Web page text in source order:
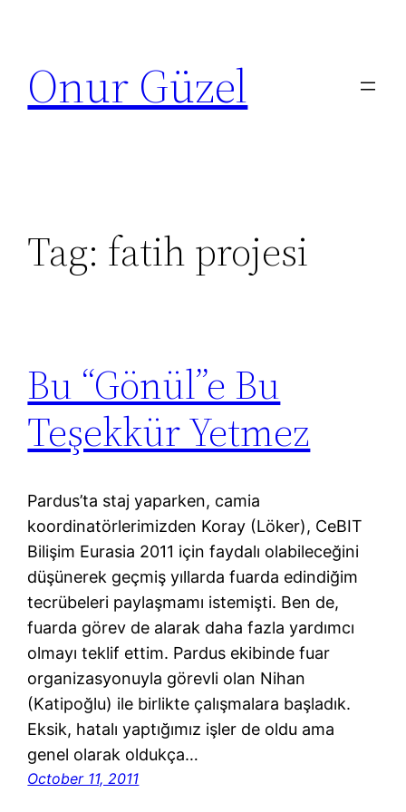
content
Onur Güzel
Tag: fatih projesi
Bu “Gönül”e Bu
Teşekkür Yetmez
Pardus’ta staj yaparken, camia
koordinatörlerimizden Koray (Löker), CeBIT
Bilişim Eurasia 2011 için faydalı olabileceğini
düşünerek geçmiş yıllarda fuarda edindiğim
tecrübeleri paylaşmamı istemişti. Ben de,
fuarda görev de alarak daha fazla yardımcı
olmayı teklif ettim. Pardus ekibinde fuar
organizasyonuyla görevli olan Nihan
(Katipoğlu) ile birlikte çalışmalara başladık.
Eksik, hatalı yaptığımız işler de oldu ama
genel olarak oldukça…
October 11, 2011